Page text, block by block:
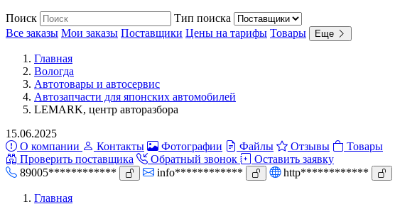
Поиск
Тип поиска
Все заказы Мои заказы Поставщики Цены на тарифы Товары Еще
Главная
Вологда
Автотовары и автосервис
Автозапчасти для японских автомобилей
LEMARK, центр авторазбора
15.06.2025
О компании
Контакты Фотографии Файлы Отзывы
Товары
Проверить поставщика
Обратный звонок
Оставить заявку
89005************
info************ http************
Главная